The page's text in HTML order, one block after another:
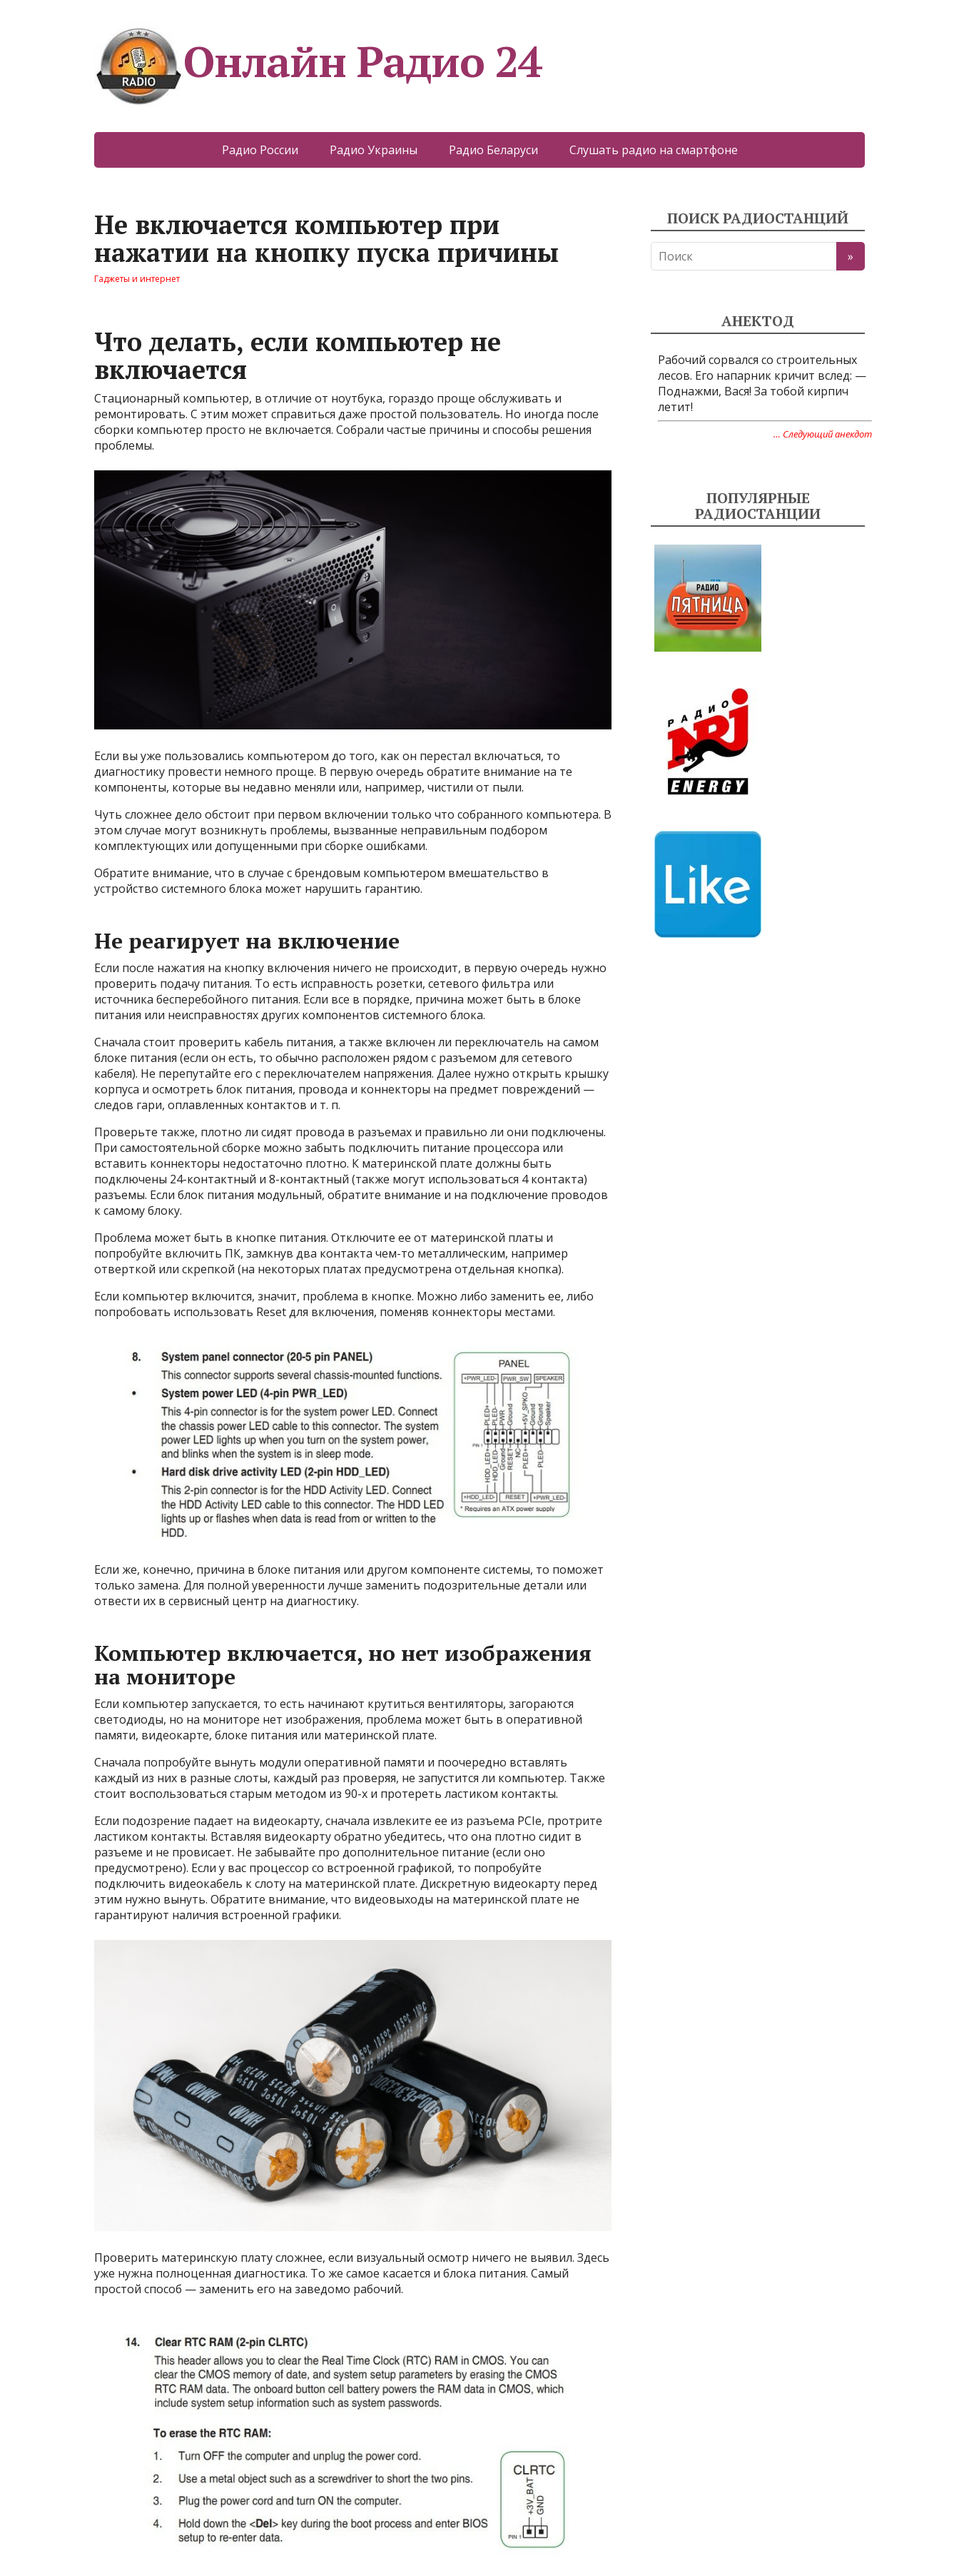
Онлайн Радио 24
Радио России Радио Украины Радио Беларуси Слушать радио на смартфоне
Не включается компьютер при
нажатии на кнопку пуска причины
Гаджеты и интернет
Что делать, если компьютер не
включается
Стационарный компьютер, в отличие от ноутбука, гораздо проще обслуживать и
ремонтировать. С этим может справиться даже простой пользователь. Но иногда после
сборки компьютер просто не включается. Собрали частые причины и способы решения
проблемы.
Если вы уже пользовались компьютером до того, как он перестал включаться, то
диагностику провести немного проще. В первую очередь обратите внимание на те
компоненты, которые вы недавно меняли или, например, чистили от пыли.
Чуть сложнее дело обстоит при первом включении только что собранного компьютера. В
этом случае могут возникнуть проблемы, вызванные неправильным подбором
комплектующих или допущенными при сборке ошибками.
Обратите внимание, что в случае с брендовым компьютером вмешательство в
устройство системного блока может нарушить гарантию.
Не реагирует на включение
Если после нажатия на кнопку включения ничего не происходит, в первую очередь нужно
проверить подачу питания. То есть исправность розетки, сетевого фильтра или
источника бесперебойного питания. Если все в порядке, причина может быть в блоке
питания или неисправностях других компонентов системного блока.
Сначала стоит проверить кабель питания, а также включен ли переключатель на самом
блоке питания (если он есть, то обычно расположен рядом с разъемом для сетевого
кабеля). Не перепутайте его с переключателем напряжения. Далее нужно открыть крышку
корпуса и осмотреть блок питания, провода и коннекторы на предмет повреждений —
следов гари, оплавленных контактов и т. п.
Проверьте также, плотно ли сидят провода в разъемах и правильно ли они подключены.
При самостоятельной сборке можно забыть подключить питание процессора или
вставить коннекторы недостаточно плотно. К материнской плате должны быть
подключены 24-контактный и 8-контактный (также могут использоваться 4 контакта)
разъемы. Если блок питания модульный, обратите внимание и на подключение проводов
к самому блоку.
Проблема может быть в кнопке питания. Отключите ее от материнской платы и
попробуйте включить ПК, замкнув два контакта чем-то металлическим, например
отверткой или скрепкой (на некоторых платах предусмотрена отдельная кнопка).
Если компьютер включится, значит, проблема в кнопке. Можно либо заменить ее, либо
попробовать использовать Reset для включения, поменяв коннекторы местами.
Если же, конечно, причина в блоке питания или другом компоненте системы, то поможет
только замена. Для полной уверенности лучше заменить подозрительные детали или
отвести их в сервисный центр на диагностику.
Компьютер включается, но нет изображения
на мониторе
Если компьютер запускается, то есть начинают крутиться вентиляторы, загораются
светодиоды, но на мониторе нет изображения, проблема может быть в оперативной
памяти, видеокарте, блоке питания или материнской плате.
Сначала попробуйте вынуть модули оперативной памяти и поочередно вставлять
каждый из них в разные слоты, каждый раз проверяя, не запустится ли компьютер. Также
стоит воспользоваться старым методом из 90-х и протереть ластиком контакты.
Если подозрение падает на видеокарту, сначала извлеките ее из разъема PCIe, протрите
ластиком контакты. Вставляя видеокарту обратно убедитесь, что она плотно сидит в
разъеме и не провисает. Не забывайте про дополнительное питание (если оно
предусмотрено). Если у вас процессор со встроенной графикой, то попробуйте
подключить видеокабель к слоту на материнской плате. Дискретную видеокарту перед
этим нужно вынуть. Обратите внимание, что видеовыходы на материнской плате не
гарантируют наличия встроенной графики.
Проверить материнскую плату сложнее, если визуальный осмотр ничего не выявил. Здесь
уже нужна полноценная диагностика. То же самое касается и блока питания. Самый
простой способ — заменить его на заведомо рабочий.
ПОИСК РАДИОСТАНЦИЙ
АНЕКТОД
Рабочий сорвался со строительных
лесов. Его напарник кричит вслед: —
Поднажми, Вася! За тобой кирпич
летит!
… Следующий анекдот
ПОПУЛЯРНЫЕ
РАДИОСТАНЦИИ